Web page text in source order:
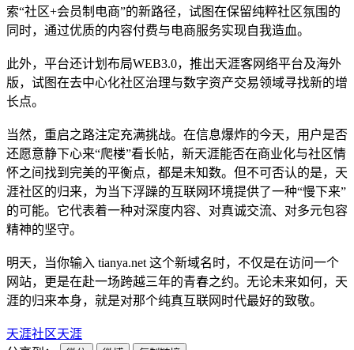
索“社区+会员制电商”的新路径，试图在保留纯粹社区氛围的
同时，通过优质的内容付费与电商服务实现自我造血。
此外，平台还计划布局WEB3.0，推出天涯客网络平台及海外
版，试图在去中心化社区治理与数字资产交易领域寻找新的增
长点。
当然，重启之路注定充满挑战。在信息爆炸的今天，用户是否
还愿意静下心来“爬楼”看长帖，新天涯能否在商业化与社区情
怀之间找到完美的平衡点，都是未知数。但不可否认的是，天
涯社区的归来，为当下浮躁的互联网环境提供了一种“慢下来”
的可能。它代表着一种对深度内容、对真诚交流、对多元包容
精神的坚守。
明天，当你输入 tianya.net 这个新域名时，不仅是在访问一个
网站，更是在赴一场跨越三年的青春之约。无论未来如何，天
涯的归来本身，就是对那个纯真互联网时代最好的致敬。
天涯社区天涯